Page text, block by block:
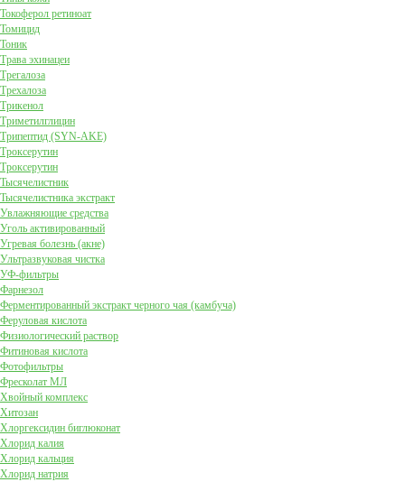
Токоферол ретиноат
Томицид
Тоник
Трава эхинацеи
Трегалоза
Трехалоза
Трикенол
Триметилглицин
Трипептид (SYN-AKE)
Троксерутин
Троксерутин
Тысячелистник
Тысячелистника экстракт
Увлажняющие средства
Уголь активированный
Угревая болезнь (акне)
Ультразвуковая чистка
УФ-фильтры
Фарнезол
Ферментированный экстракт черного чая (камбуча)
Феруловая кислота
Физиологический раствор
Фитиновая кислота
Фотофильтры
Фресколат МЛ
Хвойный комплекс
Хитозан
Хлоргексидин биглюконат
Хлорид калия
Хлорид кальция
Хлорид натрия